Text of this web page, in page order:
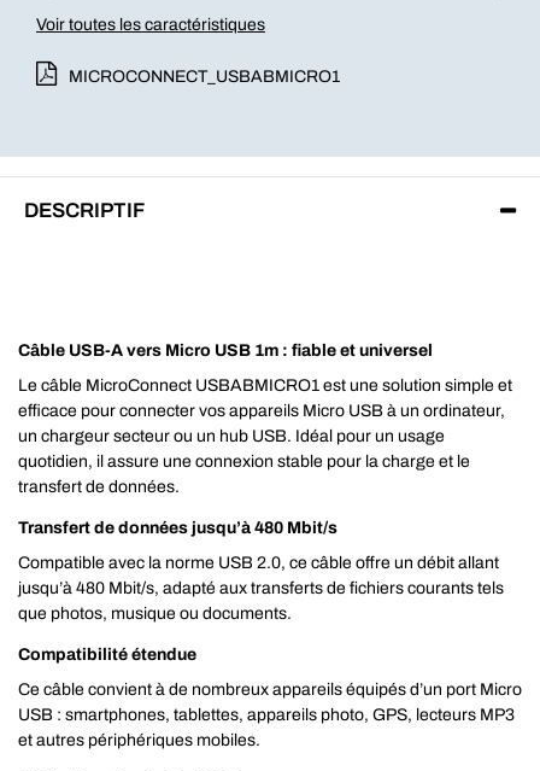
Voir toutes les caractéristiques
MICROCONNECT_USBABMICRO1
DESCRIPTIF
Câble USB-A vers Micro USB 1m : fiable et universel
Le câble MicroConnect USBABMICRO1 est une solution simple et
efficace pour connecter vos appareils Micro USB à un ordinateur,
un chargeur secteur ou un hub USB. Idéal pour un usage
quotidien, il assure une connexion stable pour la charge et le
transfert de données.
Transfert de données jusqu’à 480 Mbit/s
Compatible avec la norme USB 2.0, ce câble offre un débit allant
jusqu’à 480 Mbit/s, adapté aux transferts de fichiers courants tels
que photos, musique ou documents.
Compatibilité étendue
Ce câble convient à de nombreux appareils équipés d’un port Micro
USB : smartphones, tablettes, appareils photo, GPS, lecteurs MP3
et autres périphériques mobiles.